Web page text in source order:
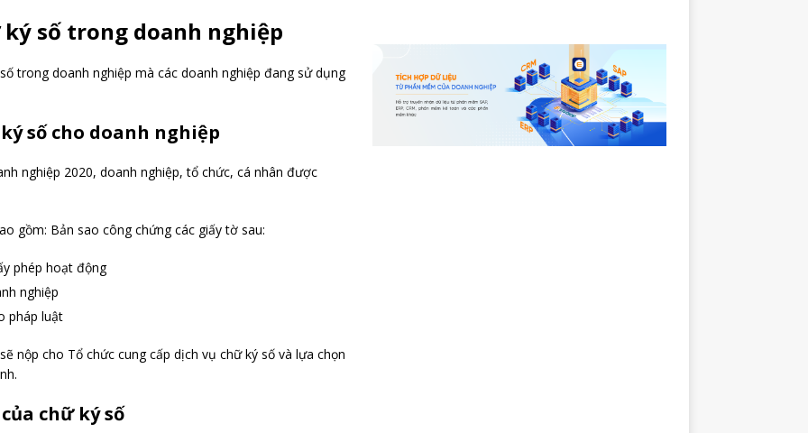
số trong doanh nghiệp
trong doanh nghiệp mà các doanh nghiệp đang sử dụng
số cho doanh nghiệp
nghiệp 2020, doanh nghiệp, tổ chức, cá nhân được
gồm: Bản sao công chứng các giấy tờ sau:
phép hoạt động
nghiệp
pháp luật
nộp cho Tổ chức cung cấp dịch vụ chữ ký số và lựa chọn
chữ ký số